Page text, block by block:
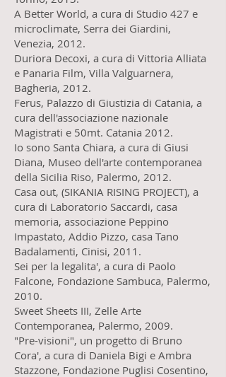
A Better World, a cura di Studio 427 e
microclimate, Serra dei Giardini,
Venezia, 2012.
Duriora Decoxi, a cura di Vittoria Alliata
e Panaria Film, Villa Valguarnera,
Bagheria, 2012.
Ferus, Palazzo di Giustizia di Catania, a
cura dell'associazione nazionale
Magistrati e 50mt. Catania 2012.
Io sono Santa Chiara, a cura di Giusi
Diana, Museo dell'arte contemporanea
della Sicilia Riso, Palermo, 2012.
Casa out, (SIKANIA RISING PROJECT), a
cura di Laboratorio Saccardi, casa
memoria, associazione Peppino
Impastato, Addio Pizzo, casa Tano
Badalamenti, Cinisi, 2011.
Sei per la legalita', a cura di Paolo
Falcone, Fondazione Sambuca, Palermo,
2010.
Sweet Sheets III, Zelle Arte
Contemporanea, Palermo, 2009.
"Pre-visioni", un progetto di Bruno
Cora', a cura di Daniela Bigi e Ambra
Stazzone, Fondazione Puglisi Cosentino,